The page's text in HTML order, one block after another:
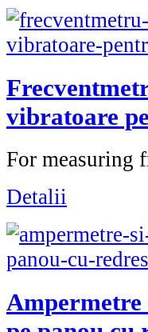
vibratoare
For measuring
Detalii